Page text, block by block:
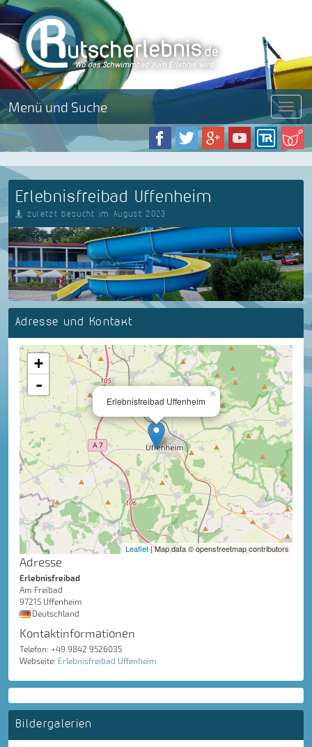
Menü und Suche Menü
Erlebnisfreibad Uffenheim
zuletzt besucht im August 2023
Adresse und Kontakt
×
Erlebnisfreibad Uffenheim
+
-
Leaflet| Map data © openstreetmap contributors
Adresse
Erlebnisfreibad
Am Freibad
97215 Uffenheim
Deutschland
Kontaktinformationen
Telefon: +49 9842 9526035
Webseite: Erlebnisfreibad Uffenheim
Bildergalerien